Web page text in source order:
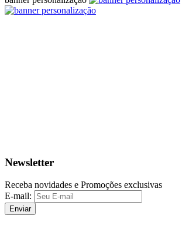
Newsletter
Receba novidades e Promoções exclusivas
E-mail:
Enviar